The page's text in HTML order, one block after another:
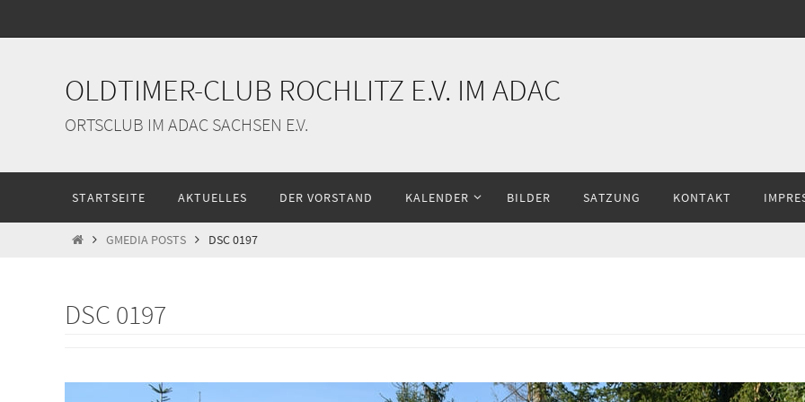
Inhalt
OLDTIMER-CLUB ROCHLITZ E.V. IM ADAC
ORTSCLUB IM ADAC SACHSEN E.V.
springen
STARTSEITE AKTUELLES DER VORSTAND KALENDER BILDER SATZUNG KONTAKT
STARTGMEDIA POSTS DSC 0197
DSC 0197